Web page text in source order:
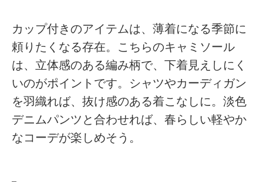
カップ付きのアイテムは、薄着になる季節に
頼りたくなる存在。こちらのキャミソール
は、立体感のある編み柄で、下着見えしにく
いのがポイントです。シャツやカーディガン
を羽織れば、抜け感のある着こなしに。淡色
デニムパンツと合わせれば、春らしい軽やか
なコーデが楽しめそう。